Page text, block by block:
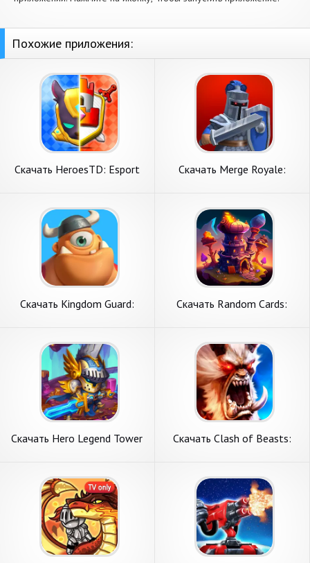
Похожие приложения:
Скачать HeroesTD: Esport
Андроид
Скачать Merge Royale:
Андроид
Скачать Kingdom Guard:
Андроид
Скачать Random Cards:
Андроид
Скачать Hero Legend Tower
на Андроид
Скачать Clash of Beasts:
Андроид